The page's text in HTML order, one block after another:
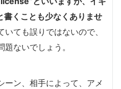
書くことも少なくありませ
ても誤りではないので、
ないでしょう。
ーン、相手によって、アメ